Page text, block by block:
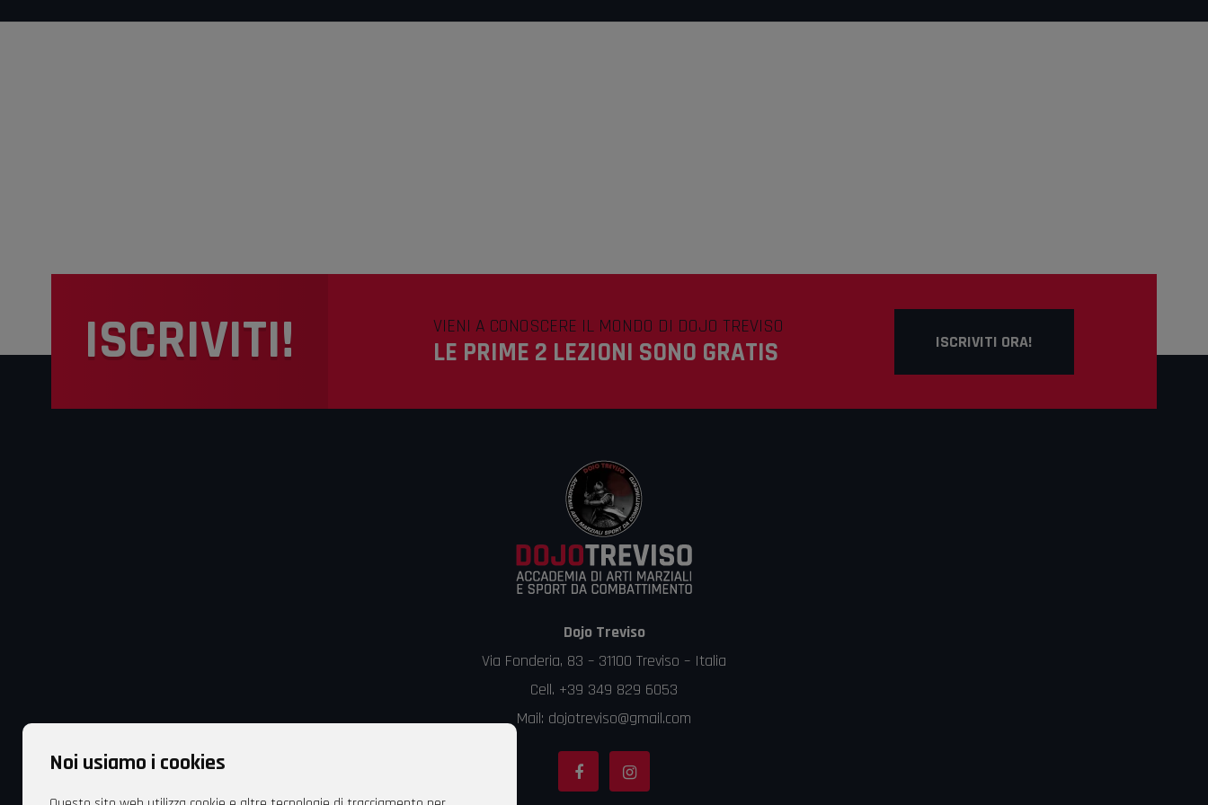
Noi usiamo i cookies
ISCRIVITI! VIENI A CONOSCERE IL MONDO DI DOJO TREVISO
LE PRIME 2 LEZIONI SONO GRATIS ISCRIVITI ORA!
Dojo Treviso
Via Fonderia, 83 – 31100 Treviso – Italia
Cell. +39 349 829 6053
Mail: dojotreviso@gmail.com